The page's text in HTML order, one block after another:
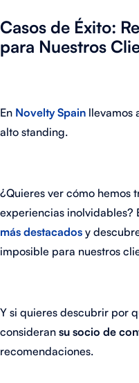
Casos de Éxito:
para Nuestros
En Novelty Spain llevamos
alto standing.
¿Quieres ver cómo hemos
experiencias inolvidables?
más destacados y
imposible para nuestros
Y si quieres descubrir por
consideran su socio de
recomendaciones.